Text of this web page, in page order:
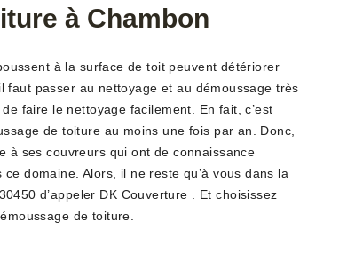
à Chambon
à la surface de toit peuvent détériorer
faut passer au nettoyage et au démoussage très
faire le nettoyage facilement. En fait, c’est
de toiture au moins une fois par an. Donc,
à ses couvreurs qui ont de connaissance
domaine. Alors, il ne reste qu’à vous dans la
d’appeler DK Couverture . Et choisissez
de toiture.